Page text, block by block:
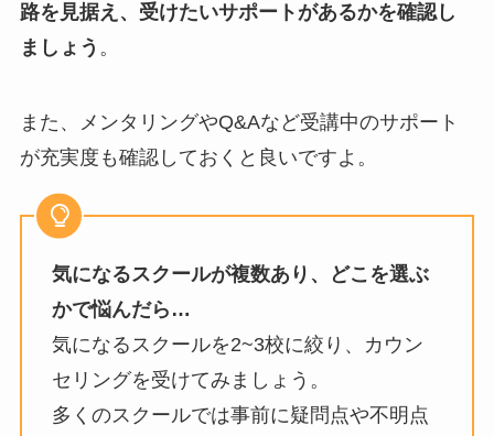
路を見据え、受けたいサポートがあるかを確認し
ましょう 。
また、メンタリングやQ&Aなど受講中のサポート
が充実度も確認しておくと良いですよ。
気になるスクールが複数あり、どこを選ぶ
かで悩んだら…
気になるスクールを2~3校に絞り、カウン
セリングを受けてみましょう。
多くのスクールでは事前に疑問点や不明点